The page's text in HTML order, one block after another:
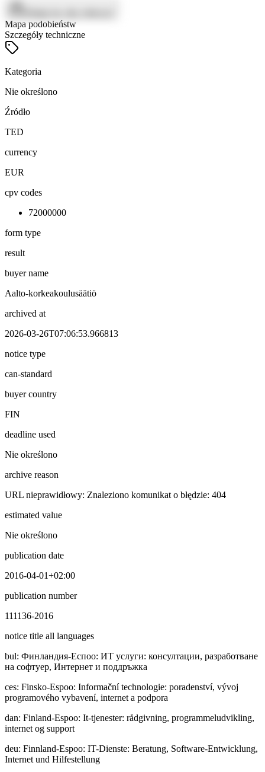
Mapa podobieństw
Szczegóły techniczne
Kategoria
Nie określono
Źródło
TED
currency
EUR
cpv codes
72000000
form type
result
buyer name
Aalto-korkeakoulusäätiö
archived at
2026-03-26T07:06:53.966813
notice type
can-standard
buyer country
FIN
deadline used
Nie określono
archive reason
URL nieprawidłowy: Znaleziono komunikat o błędzie: 404
estimated value
Nie określono
publication date
2016-04-01+02:00
publication number
111136-2016
notice title all languages
bul: Финлaндия-Еспоо: ИТ услуги: консултации, разработване
на софтуер, Интернет и поддръжка
ces: Finsko-Espoo: Informační technologie: poradenství, vývoj
programového vybavení, internet a podpora
dan: Finland-Espoo: It-tjenester: rådgivning, programmeludvikling,
internet og support
deu: Finnland-Espoo: IT-Dienste: Beratung, Software-Entwicklung,
Internet und Hilfestellung